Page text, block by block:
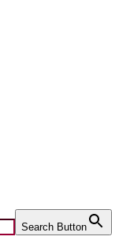
Search Button